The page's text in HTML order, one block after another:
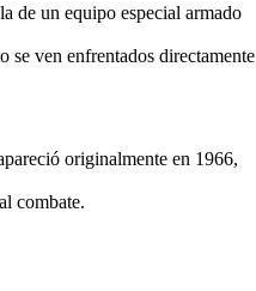
de un equipo especial armado
se ven enfrentados directamente
originalmente en 1966,
combate.